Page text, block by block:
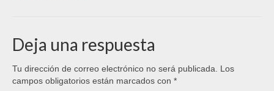
Deja una respuesta
Tu dirección de correo electrónico no será publicada.
Los
campos obligatorios están marcados con *